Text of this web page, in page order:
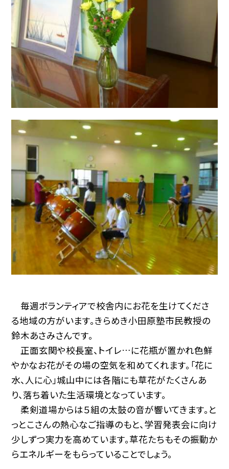
毎週ボランティアで校舎内にお花を生けてくださ
る地域の方がいます。きらめき小田原塾市民教授の
鈴木あさみさんです。
正面玄関や校長室、トイレ…に花瓶が置かれ色鮮
やかなお花がその場の空気を和めてくれます。「花に
水、人に心」城山中には各階にも草花がたくさんあ
り、落ち着いた生活環境となっています。
柔剣道場からは５組の太鼓の音が響いてきます。と
っとこさんの熱心なご指導のもと、学習発表会に向け
少しずつ実力を高めています。草花たちもその振動か
らエネルギーをもらっていることでしょう。